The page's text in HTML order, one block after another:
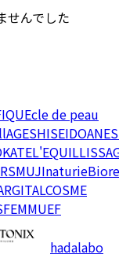
せんでした
cle de peau
SHISEIDO
KATEL'EQUIL
MUJInaturieBiore
COSME
FEMMUEF
hadalabo